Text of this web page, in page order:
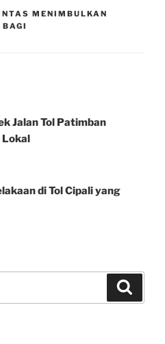
MENIMBULKAN
Jalan Tol Patimban
Lokal
di Tol Cipali yang